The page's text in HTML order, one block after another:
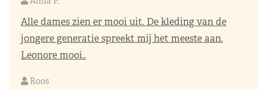
Alle dames zien er mooi uit. De kleding van de
jongere generatie spreekt mij het meeste aan.
Leonore mooi..
Roos